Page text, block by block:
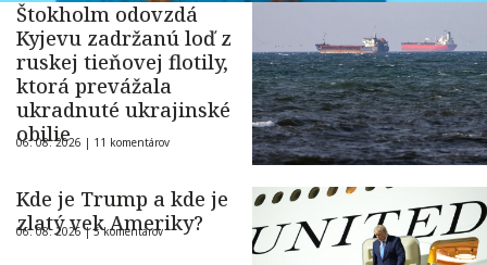
Štokholm odovzdá
Kyjevu zadržanú loď z
ruskej tieňovej flotily,
ktorá prevážala
ukradnuté ukrajinské
obilie
06. 08. 2026 | 11 komentárov
Kde je Trump a kde je
zlatý vek Ameriky?
06. 08. 2026 |5 komentárov